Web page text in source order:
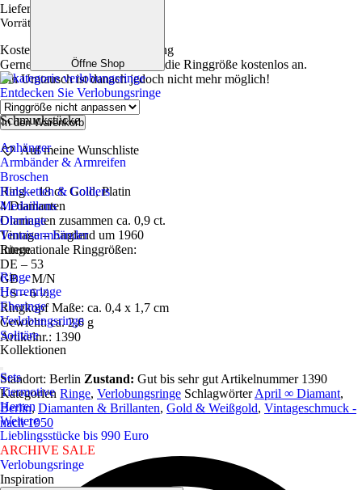
Öffne Shop
Entdecken Sie Verlobungsringe
Schmuckstücke
Anhänger
Armbänder & Armreifen
Broschen
Halsketten & Colliers
Medaillons
Ohrringe
Tennisarmbänder
Ringe
Ringe
Herrenringe
Eheringe
Verlobungsringe
Solitäre
Kollektionen
Sets
Tiermotive
Herren
Weitere
Lieblingsstücke bis 990 Euro
ARCHIVE SALE
Verlobungsringe
Inspiration
Lieferzeit: ca. 1-2 Tage
Vorrätig
Kostenlose Ringgrößenanpassung
Gerne passt unser Goldschmied die Ringgröße kostenlos an.
Ein Umtausch ist danach jedoch nicht mehr möglich!
Um
-
Vintage-
Diamantring
/
Verlobungsring
Menge
In den Warenkorb
Auf meine Wunschliste
Ring – 18 ct. Gold, Platin
4 Diamanten
Diamanten zusammen ca. 0,9 ct.
Vintage – England um 1960
Internationale Ringgrößen:
DE – 53
GB – M/N
US – 6 ½
Ringkopf Maße: ca. 0,4 x 1,7 cm
Gewicht: ca. 2,6 g
Artikelnr.: 1390
Standort: Berlin Zustand: Gut bis sehr gut Artikelnummer 1390
Kategorien Ringe, Verlobungsringe Schlagwörter April ∞ Diamant,
Berlin,Diamanten & Brillanten, Gold & Weißgold, Vintageschmuck -
nach 1950